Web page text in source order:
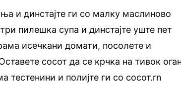
и динстајте ги со малку маслиново
пилешка супа и динстајте уште пет
исечкани домати, посолете и
сосот да се крчка на тивок
тестенини и полијте ги со сосот.rn